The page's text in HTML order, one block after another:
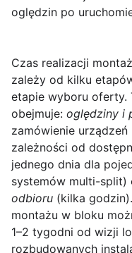
oględzin po
Czas realizacji
zależy od kilku
etapie wyboru oferty.
obejmuje: oględziny i
zamówienie
zależności od
jednego dnia dla
systemów multi-split)
odbioru (kilka
montażu w bloku
1–2 tygodni od wizji
rozbudowanych